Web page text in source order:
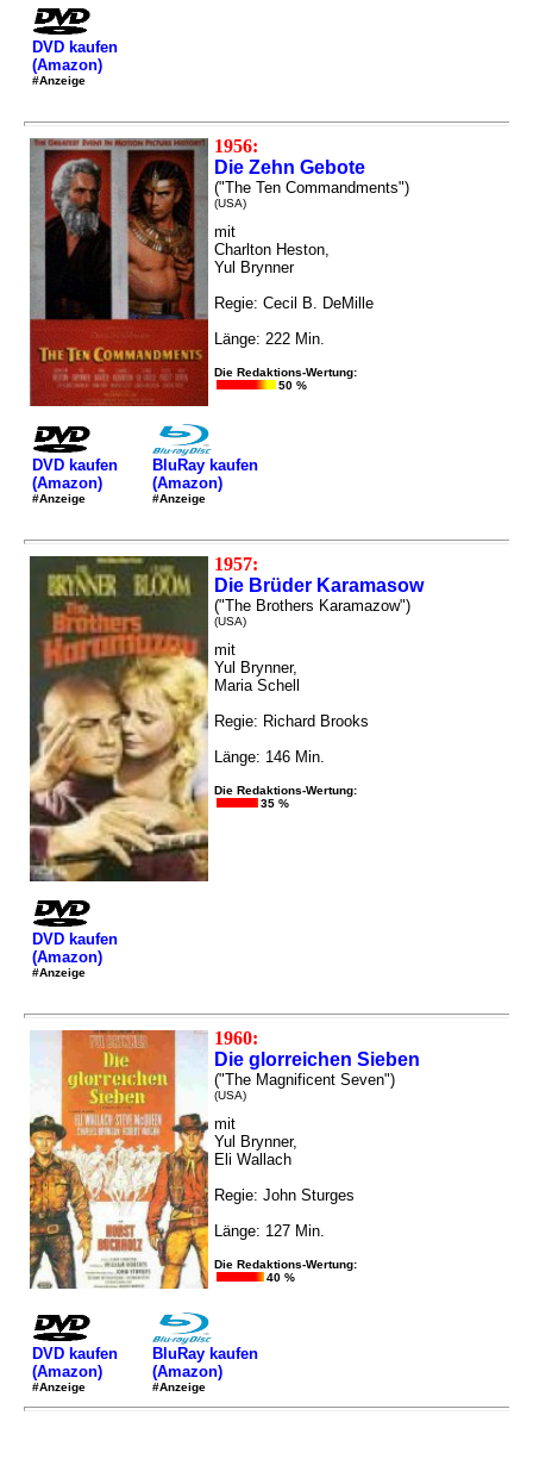
DVD kaufen
(Amazon)
#Anzeige
1956:
Die Zehn Gebote
("The Ten Commandments")
(USA)
mit
Charlton Heston,
Yul Brynner
Regie: Cecil B. DeMille
Länge: 222 Min.
Die Redaktions-Wertung:
50 %
DVD kaufen
(Amazon)
#Anzeige
BluRay kaufen
(Amazon)
#Anzeige
1957:
Die Brüder Karamasow
("The Brothers Karamazow")
(USA)
mit
Yul Brynner,
Maria Schell
Regie: Richard Brooks
Länge: 146 Min.
Die Redaktions-Wertung:
35 %
DVD kaufen
(Amazon)
#Anzeige
1960:
Die glorreichen Sieben
("The Magnificent Seven")
(USA)
mit
Yul Brynner,
Eli Wallach
Regie: John Sturges
Länge: 127 Min.
Die Redaktions-Wertung:
40 %
DVD kaufen
(Amazon)
#Anzeige
BluRay kaufen
(Amazon)
#Anzeige